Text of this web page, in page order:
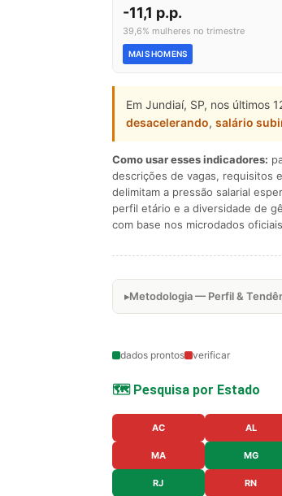
-11,1 p.p.
39,6% mulheres no trimestre
MAIS HOMENS
Em Jundiaí, SP, nos últimos
desacelerando, salário
Como usar esses indicadores:
descrições de vagas, requisitos
delimitam a pressão salarial
perfil etário e a diversidade de
com base nos microdados
Metodologia — Perfil &
dados prontos verificar
🗺️ Pesquisa por Estado
AC AL
MA MG
RJ RN